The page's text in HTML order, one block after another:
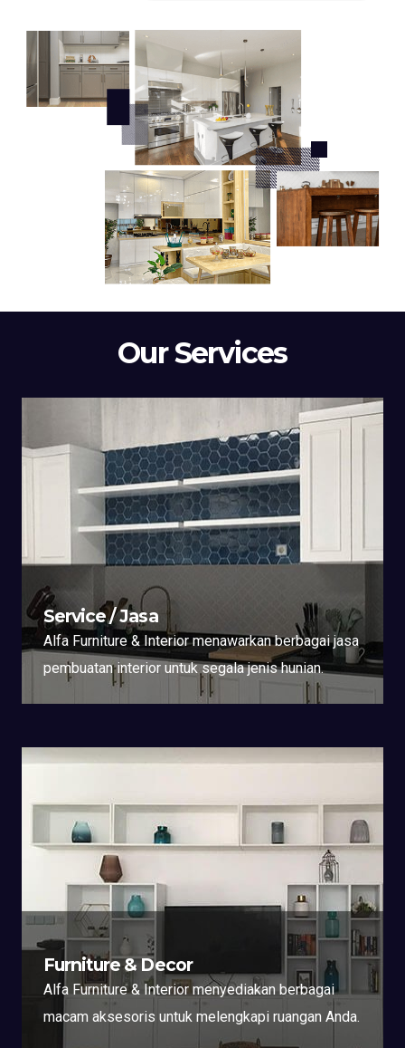
Our Services
Service / Jasa
Alfa Furniture & Interior menawarkan berbagai jasa
pembuatan interior untuk segala jenis hunian.
Furniture & Decor
Alfa Furniture & Interior menyediakan berbagai
macam aksesoris untuk melengkapi ruangan Anda.